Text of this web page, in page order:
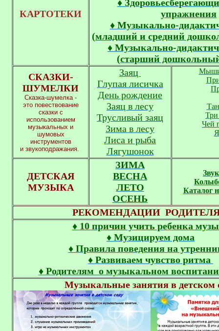
КАРТОТЕКИ
♦
упражнения
♦ Музыкально-
(младший и средний
♦ Музыкально-
(старший
СКАЗКИ-
ШУМЕЛКИ
Сказка-шумелка -
это повествование
сказки с
использованием
музыкальных и
шумовых
инструментов
и звукоподражания.
Заяц
Глупая лисичка
День рождение
Заяц в лесу
Трусливый заяц
Зима в лесу
Лиса и рыба
Лягушонок
Три
Чей
ДЕТСКАЯ
МУЗЫКА
ЗИМА
ВЕСНА
ЛЕТО
ОСЕНЬ
Каталог
РЕКОМЕНДАЦИИ
♦ 10 причин учить ребенка
♦ Музицируем дома
♦ Правила поведения на
♦ Развиваем чувство ритма
♦ Родителям о музыкальном
Музыкальные занятия в детском